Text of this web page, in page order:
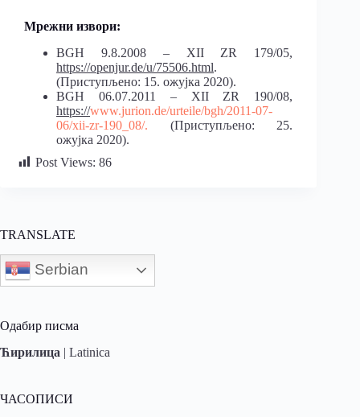
Мрежни извори:
BGH 9.8.2008 – XII ZR 179/05,
https://openjur.de/u/75506.html.
(Приступљено: 15. ожујка 2020).
BGH 06.07.2011 – XII ZR 190/08,
https://www.jurion.de/urteile/bgh/2011-07-
06/xii-zr-190_08/. (Приступљено: 25.
ожујка 2020).
Post Views: 86
TRANSLATE
Serbian
Одабир писма
Ћирилица | Latinica
ЧАСОПИСИ